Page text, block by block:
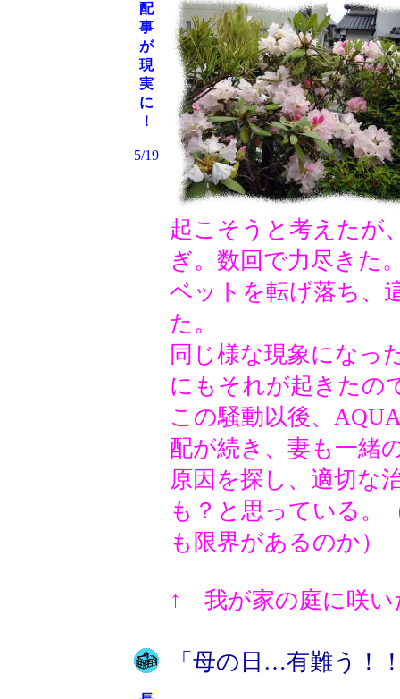
配
事
が
現
実
に
！
5/19
起こそうと考えたが
ぎ。数回で力尽きた
ベットを転げ落ち、
た。
同じ様な現象になっ
にもそれが起きたの
この騒動以後、
配が続き、妻も一緒
原因を探し、適切な
も？と思っている。
も限界があるのか）
↑ 我が家の庭に咲い
「母の日…有難う！